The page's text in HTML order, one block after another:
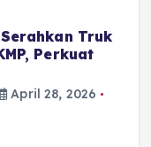
Truk
Perkuat
April 28, 2026